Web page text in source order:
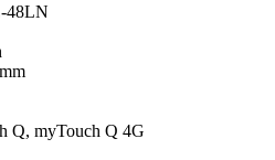
48LN
Q, myTouch Q 4G